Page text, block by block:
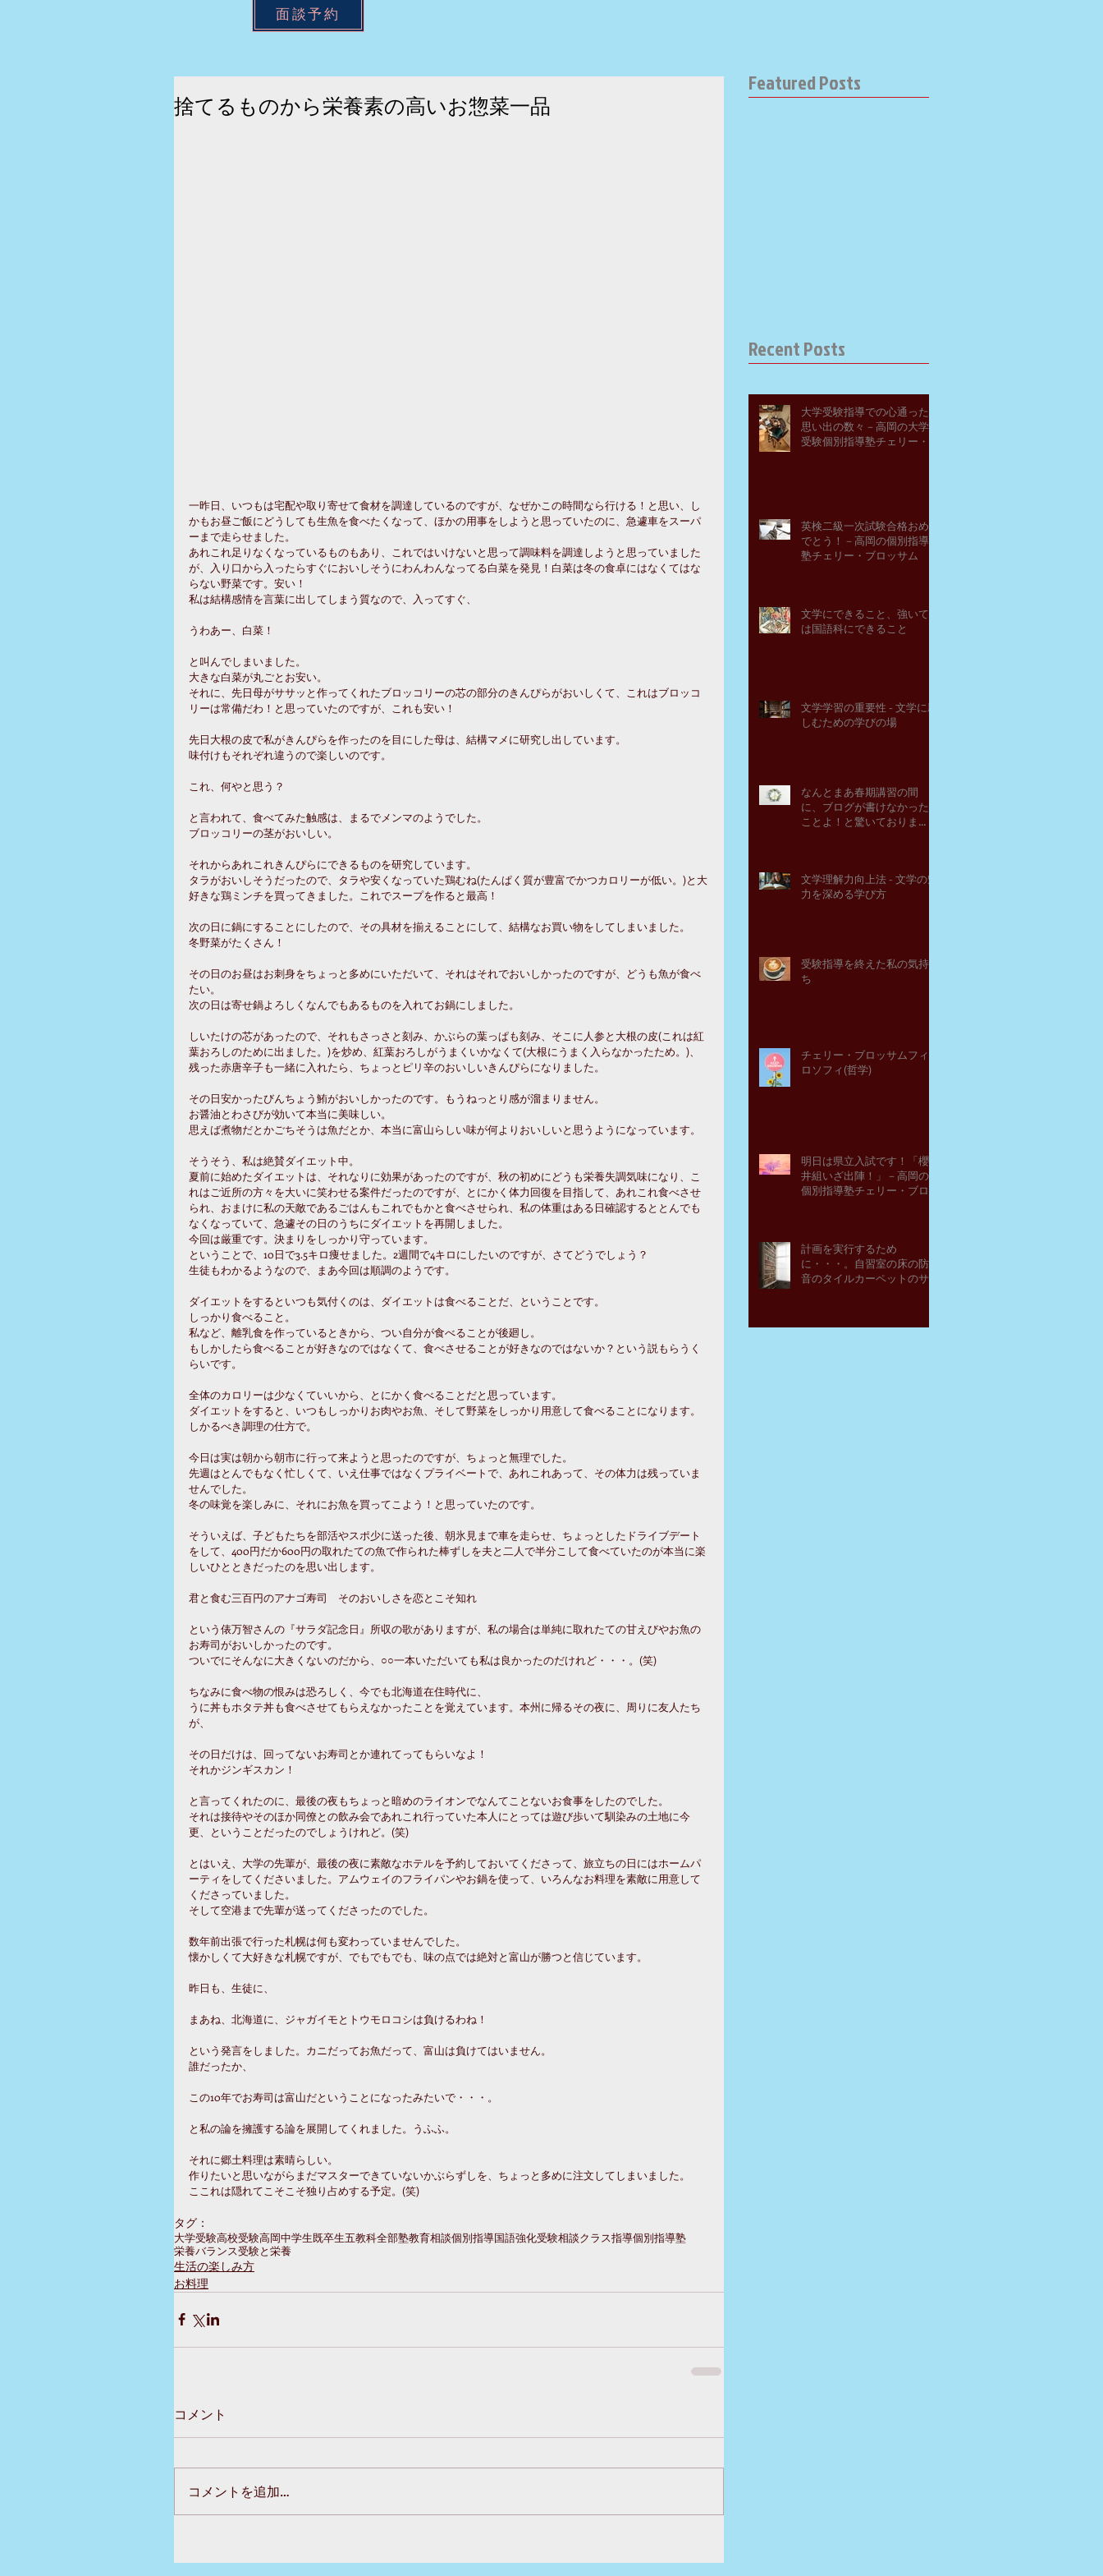
面談予約
捨てるものから栄養素の高いお惣菜一品
一昨日、いつもは宅配や取り寄せて食材を調達しているのですが、なぜかこの時間なら行ける！と思い、し
かもお昼ご飯にどうしても生魚を食べたくなって、ほかの用事をしようと思っていたのに、急遽車をスーパ
ーまで走らせました。
あれこれ足りなくなっているものもあり、これではいけないと思って調味料を調達しようと思っていました
が、入り口から入ったらすぐにおいしそうにわんわんなってる白菜を発見！白菜は冬の食卓にはなくてはな
らない野菜です。安い！
私は結構感情を言葉に出してしまう質なので、入ってすぐ、
うわあー、白菜！
と叫んでしまいました。
大きな白菜が丸ごとお安い。
それに、先日母がササッと作ってくれたブロッコリーの芯の部分のきんぴらがおいしくて、これはブロッコ
リーは常備だわ！と思っていたのですが、これも安い！
先日大根の皮で私がきんぴらを作ったのを目にした母は、結構マメに研究し出しています。
味付けもそれぞれ違うので楽しいのです。
これ、何やと思う？
と言われて、食べてみた触感は、まるでメンマのようでした。
ブロッコリーの茎がおいしい。
それからあれこれきんぴらにできるものを研究しています。
タラがおいしそうだったので、タラや安くなっていた鶏むね(たんぱく質が豊富でかつカロリーが低い。)と大
好きな鶏ミンチを買ってきました。これでスープを作ると最高！
次の日に鍋にすることにしたので、その具材を揃えることにして、結構なお買い物をしてしまいました。
冬野菜がたくさん！
その日のお昼はお刺身をちょっと多めにいただいて、それはそれでおいしかったのですが、どうも魚が食べ
たい。
次の日は寄せ鍋よろしくなんでもあるものを入れてお鍋にしました。
しいたけの芯があったので、それもさっさと刻み、かぶらの葉っぱも刻み、そこに人参と大根の皮(これは紅
葉おろしのために出ました。)を炒め、紅葉おろしがうまくいかなくて(大根にうまく入らなかったため。)、
残った赤唐辛子も一緒に入れたら、ちょっとピリ辛のおいしいきんぴらになりました。
その日安かったびんちょう鮪がおいしかったのです。もうねっとり感が溜まりません。
お醤油とわさびが効いて本当に美味しい。
思えば煮物だとかごちそうは魚だとか、本当に富山らしい味が何よりおいしいと思うようになっています。
そうそう、私は絶賛ダイエット中。
夏前に始めたダイエットは、それなりに効果があったのですが、秋の初めにどうも栄養失調気味になり、こ
れはご近所の方々を大いに笑わせる案件だったのですが、とにかく体力回復を目指して、あれこれ食べさせ
られ、おまけに私の天敵であるごはんもこれでもかと食べさせられ、私の体重はある日確認するととんでも
なくなっていて、急遽その日のうちにダイエットを再開しました。
今回は厳重です。決まりをしっかり守っています。
ということで、10日で3.5キロ痩せました。2週間で4キロにしたいのですが、さてどうでしょう？
生徒もわかるようなので、まあ今回は順調のようです。
ダイエットをするといつも気付くのは、ダイエットは食べることだ、ということです。
しっかり食べること。
私など、離乳食を作っているときから、つい自分が食べることが後廻し。
もしかしたら食べることが好きなのではなくて、食べさせることが好きなのではないか？という説もらうく
らいです。
全体のカロリーは少なくていいから、とにかく食べることだと思っています。
ダイエットをすると、いつもしっかりお肉やお魚、そして野菜をしっかり用意して食べることになります。
しかるべき調理の仕方で。
今日は実は朝から朝市に行って来ようと思ったのですが、ちょっと無理でした。
先週はとんでもなく忙しくて、いえ仕事ではなくプライベートで、あれこれあって、その体力は残っていま
せんでした。
冬の味覚を楽しみに、それにお魚を買ってこよう！と思っていたのです。
そういえば、子どもたちを部活やスポ少に送った後、朝氷見まで車を走らせ、ちょっとしたドライブデート
をして、400円だか600円の取れたての魚で作られた棒ずしを夫と二人で半分こして食べていたのが本当に楽
しいひとときだったのを思い出します。
君と食む三百円のアナゴ寿司　そのおいしさを恋とこそ知れ
という俵万智さんの『サラダ記念日』所収の歌がありますが、私の場合は単純に取れたての甘えびやお魚の
お寿司がおいしかったのです。
ついでにそんなに大きくないのだから、○○一本いただいても私は良かったのだけれど・・・。(笑)
ちなみに食べ物の恨みは恐ろしく、今でも北海道在住時代に、
うに丼もホタテ丼も食べさせてもらえなかったことを覚えています。本州に帰るその夜に、周りに友人たち
が、
その日だけは、回ってないお寿司とか連れてってもらいなよ！
それかジンギスカン！
と言ってくれたのに、最後の夜もちょっと暗めのライオンでなんてことないお食事をしたのでした。
それは接待やそのほか同僚との飲み会であれこれ行っていた本人にとっては遊び歩いて馴染みの土地に今
更、ということだったのでしょうけれど。(笑)
とはいえ、大学の先輩が、最後の夜に素敵なホテルを予約しておいてくださって、旅立ちの日にはホームパ
ーティをしてくださいました。アムウェイのフライパンやお鍋を使って、いろんなお料理を素敵に用意して
くださっていました。
そして空港まで先輩が送ってくださったのでした。
数年前出張で行った札幌は何も変わっていませんでした。
懐かしくて大好きな札幌ですが、でもでもでも、味の点では絶対と富山が勝つと信じています。
昨日も、生徒に、
まあね、北海道に、ジャガイモとトウモロコシは負けるわね！
という発言をしました。カニだってお魚だって、富山は負けてはいません。
誰だったか、
この10年でお寿司は富山だということになったみたいで・・・。
と私の論を擁護する論を展開してくれました。うふふ。
それに郷土料理は素晴らしい。
作りたいと思いながらまだマスターできていないかぶらずしを、ちょっと多めに注文してしまいました。
ここれは隠れてこそこそ独り占めする予定。(笑)
タグ：
大学受験高校受験高岡中学生既卒生五教科全部塾教育相談個別指導国語強化受験相談クラス指導個別指導塾
栄養バランス受験と栄養
生活の楽しみ方
お料理
コメント
コメントを追加…
Featured Posts
Recent Posts
大学受験指導での心通った
思い出の数々－高岡の大学
受験個別指導塾チェリー・
英検二級一次試験合格おめ
でとう！－高岡の個別指導
塾チェリー・ブロッサム
文学にできること、強いて
は国語科にできること
文学学習の重要性 - 文学に親
しむための学びの場
なんとまあ春期講習の間
に、ブログが書けなかった
ことよ！と驚いておりま
文学理解力向上法 - 文学の魅
力を深める学び方
受験指導を終えた私の気持
ち
チェリー・ブロッサムフィ
ロソフィ(哲学)
明日は県立入試です！「櫻
井組いざ出陣！」－高岡の
個別指導塾チェリー・ブロ
計画を実行するため
に・・・。自習室の床の防
音のタイルカーペットのサ